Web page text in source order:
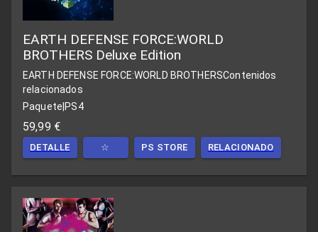
EARTH DEFENSE FORCE:WORLD
BROTHERS Deluxe Edition
EARTH DEFENSE FORCE:WORLD BROTHERSContenidos
relacionados
Paquete PS4
59,99 €
DETALLE ☆ PS STORE RELACIONADO